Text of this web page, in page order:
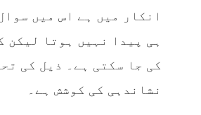
انکار میں ہے اس میں
ہی پیدا نہیں ہوتا لیکن
کی جا سکتی ہے۔ ذیل کی
نشاندہی کی کوشش ہے۔